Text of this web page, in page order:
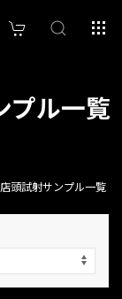
ル一覧
頭試射サンプル一覧